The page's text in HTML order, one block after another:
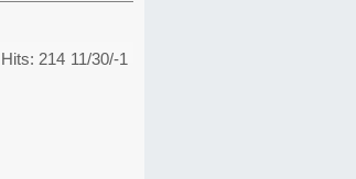
11/30/-1
Hits: 214